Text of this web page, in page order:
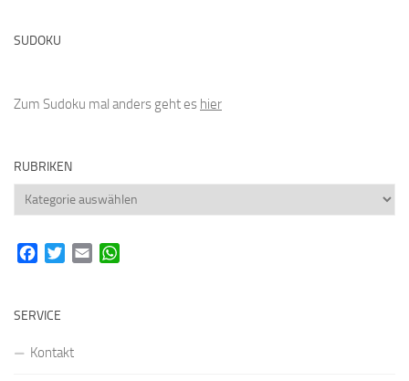
SUDOKU
Zum Sudoku mal anders geht es hier
RUBRIKEN
Rubriken
FacebookTwitterEmail
SERVICE
Kontakt